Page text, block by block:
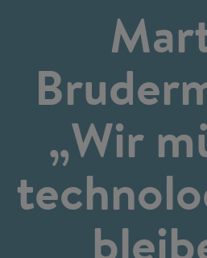
„Wir